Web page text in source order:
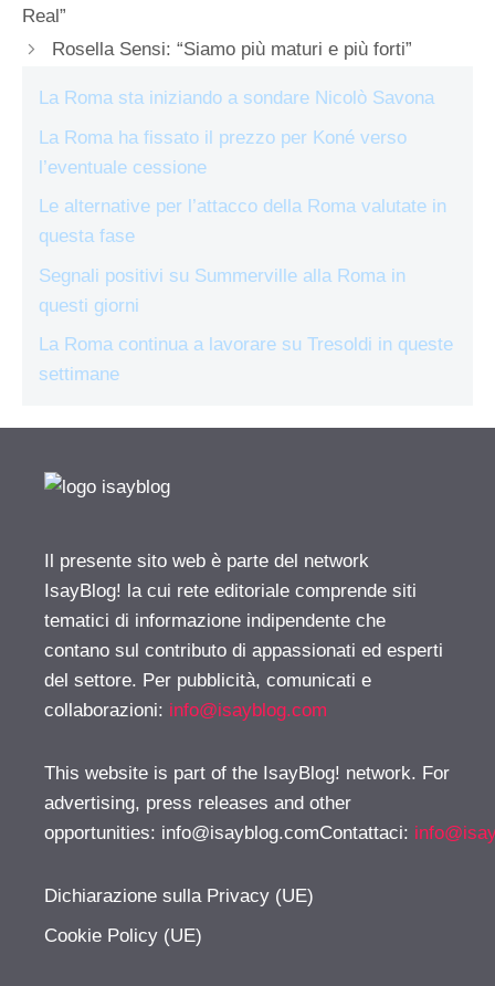
Real”
Rosella Sensi: “Siamo più maturi e più forti”
La Roma sta iniziando a sondare Nicolò Savona
La Roma ha fissato il prezzo per Koné verso
l’eventuale cessione
Le alternative per l’attacco della Roma valutate in
questa fase
Segnali positivi su Summerville alla Roma in
questi giorni
La Roma continua a lavorare su Tresoldi in queste
settimane
Il presente sito web è parte del network
IsayBlog! la cui rete editoriale comprende siti
tematici di informazione indipendente che
contano sul contributo di appassionati ed esperti
del settore. Per pubblicità, comunicati e
collaborazioni: info@isayblog.com
This website is part of the IsayBlog! network. For
advertising, press releases and other
opportunities: info@isayblog.comContattaci:
Dichiarazione sulla Privacy (UE)
Cookie Policy (UE)